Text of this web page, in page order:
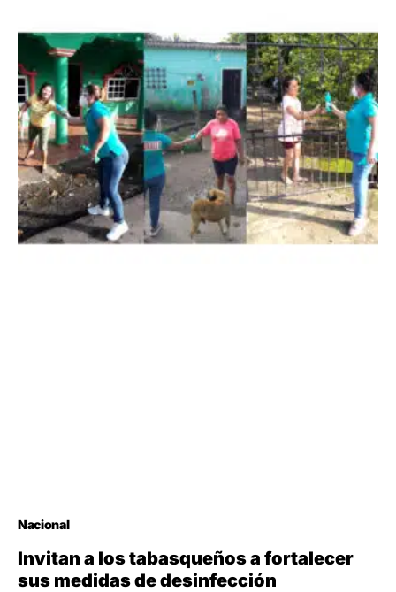
Nacional
Invitan a los tabasqueños a fortalecer
sus medidas de desinfección